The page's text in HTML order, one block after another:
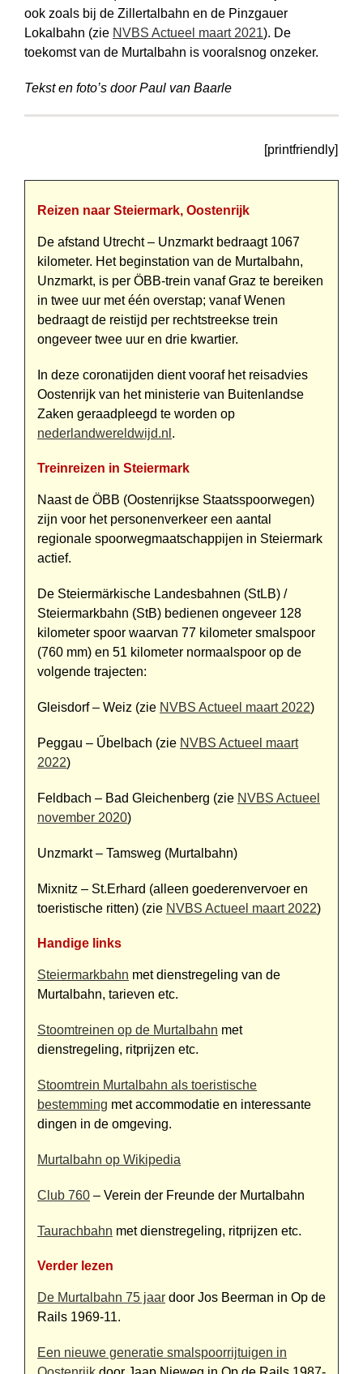
ook zoals bij de Zillertalbahn en de Pinzgauer
Lokalbahn (zie NVBS Actueel maart 2021). De
toekomst van de Murtalbahn is vooralsnog onzeker.
Tekst en foto’s door Paul van Baarle
[printfriendly]
Reizen naar Steiermark, Oostenrijk
De afstand Utrecht – Unzmarkt bedraagt 1067
kilometer. Het beginstation van de Murtalbahn,
Unzmarkt, is per ÖBB-trein vanaf Graz te bereiken
in twee uur met één overstap; vanaf Wenen
bedraagt de reistijd per rechtstreekse trein
ongeveer twee uur en drie kwartier.
In deze coronatijden dient vooraf het reisadvies
Oostenrijk van het ministerie van Buitenlandse
Zaken geraadpleegd te worden op
nederlandwereldwijd.nl .
Treinreizen in Steiermark
Naast de ÖBB (Oostenrijkse Staats­spoorwegen)
zijn voor het per­so­nen­verkeer een aantal
regionale spoor­weg­maatschappijen in Steiermark
actief.
De Steiermärkische Landesbahnen (StLB) /
Steiermarkbahn (StB) bedienen ongeveer 128
kilometer spoor waarvan 77 kilometer smal­spoor
(760 mm) en 51 kilometer normaal­spoor op de
volgende trajecten:
Gleisdorf – Weiz (zie NVBS Actueel maart 2022)
Peggau – Űbelbach (zie NVBS Actueel maart
2022)
Feldbach – Bad Gleichenberg (zie NVBS Actueel
november 2020)
Unzmarkt – Tamsweg (Murtalbahn)
Mixnitz – St.Erhard (alleen goe­de­ren­vervoer en
toeristische ritten) (zie NVBS Actueel maart 2022)
Handige links
Steiermarkbahn met dienstregeling van de
Murtalbahn, tarieven etc.
Stoomtreinen op de Murtalbahn met
dienstregeling, ritprijzen etc.
Stoomtrein Murtalbahn als toe­ris­tische
bestemming met accommo­datie en interessante
dingen in de omgeving.
Murtalbahn op Wikipedia
Club 760 – Verein der Freunde der Murtalbahn
Taurachbahn met dienstregeling, ritprijzen etc.
Verder lezen
De Murtalbahn 75 jaar door Jos Beerman in Op de
Rails 1969-11.
Een nieuwe generatie smalspoor­rijtuigen in